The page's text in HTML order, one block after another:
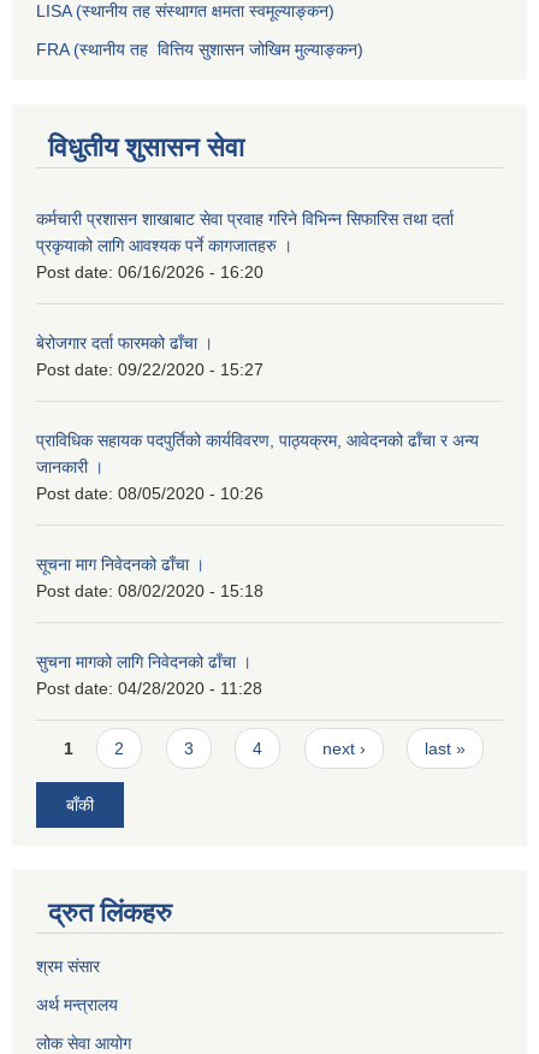
LISA (स्थानीय तह संस्थागत क्षमता स्वमूल्याङ्कन)
FRA (स्थानीय तह वित्तिय सुशासन जोखिम मुल्याङ्कन)
विधुतीय शुसासन सेवा
कर्मचारी प्रशासन शाखाबाट सेवा प्रवाह गरिने विभिन्न सिफारिस तथा दर्ता
प्रकृयाको लागि आवश्यक पर्ने कागजातहरु ।
Post date: 06/16/2026 - 16:20
बेरोजगार दर्ता फारमको ढाँचा ।
Post date: 09/22/2020 - 15:27
प्राविधिक सहायक पदपुर्तिको कार्यविवरण, पाठ्यक्रम, आवेदनको ढाँचा र अन्य
जानकारी ।
Post date: 08/05/2020 - 10:26
सूचना माग निवेदनको ढाँचा ।
Post date: 08/02/2020 - 15:18
सुचना मागको लागि निवेदनको ढाँचा ।
Post date: 04/28/2020 - 11:28
Pages
1 2 3 4 next › last »
बाँकी
द्रुत लिंकहरु
श्रम संसार
अर्थ मन्त्रालय
लोक सेवा आयोग